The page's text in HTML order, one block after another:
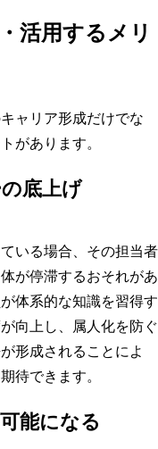
活用するメリ
ャリア形成だけでな
があります。
底上げ
いる場合、その担当者
が停滞するおそれがあ
体系的な知識を習得す
向上し、属人化を防ぐ
形成されることによ
待できます。
能になる